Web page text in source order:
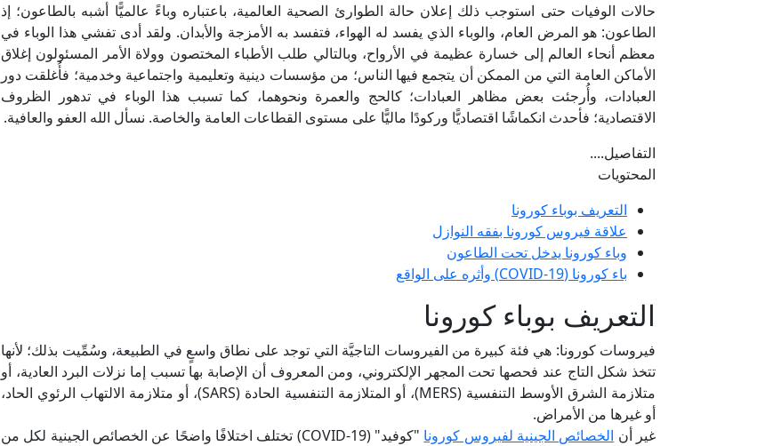
حالات الوفيات حتى استوجب ذلك إعلان حالة الطوارئ الصحية العالمية، باعتباره وباءً عالميًّا أشبه بالطاعون؛ إذ
الطاعون: هو المرض العام، والوباء الذي يفسد له الهواء، فتفسد به الأمزجة والأبدان. ولقد أدى تفشي هذا الوباء في
معظم أنحاء العالم إلى خسارة عظيمة في الأرواح، وبالتالي طلب الأطباء المختصون وولاة الأمر المسئولون إغلاق
الأماكن العامة التي من الممكن أن يتجمع فيها الناس؛ من مؤسسات دينية وتعليمية واجتماعية وخدمية؛ فأُغلقت دور
العبادات، وأُرجئت بعض مظاهر العبادات؛ كالحج والعمرة ونحوهما، كما تسبب هذا الوباء في تدهور الظروف
الاقتصادية؛ فأحدث انكماشًا اقتصاديًّا وركودًا ماليًّا على مستوى القطاعات العامة والخاصة. نسأل الله العفو والعافية.
التفاصيل....
المحتويات
التعريف بوباء كورونا
علاقة فيروس كورونا بفقه النوازل
وباء كورونا يدخل تحت الطاعون
باء كورونا (COVID-19) وأثره على الواقع
التعريف بوباء كورونا
فيروسات كورونا: هي فئة كبيرة من الفيروسات التاجيَّة التي توجد على نطاق واسعٍ في الطبيعة، وسُمِّيت بذلك؛ لأنها
تتخذ شكل التاج عند فحصها تحت المجهر الإلكتروني، ومن المعروف أن الإصابة بها تسبب إما نزلات البرد العادية، أو
متلازمة الشرق الأوسط التنفسية (MERS)، أو المتلازمة التنفسية الحادة (SARS)، أو متلازمة الالتهاب الرئوي الحاد،
أو غيرها من الأمراض.
غير أن الخصائص الجينية لفيروس كورونا
"كوفيد" (COVID-19) تختلف اختلافًا واضحًا عن الخصائص الجينية لكل من